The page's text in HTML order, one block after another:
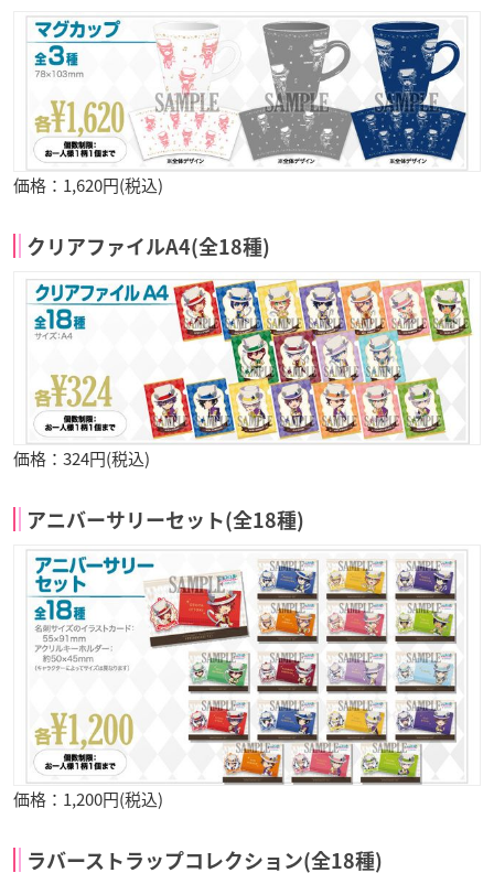
価格：1,620円(税込)
クリアファイルA4(全18種)
価格：324円(税込)
アニバーサリーセット(全18種)
価格：1,200円(税込)
ラバーストラップコレクション(全18種)